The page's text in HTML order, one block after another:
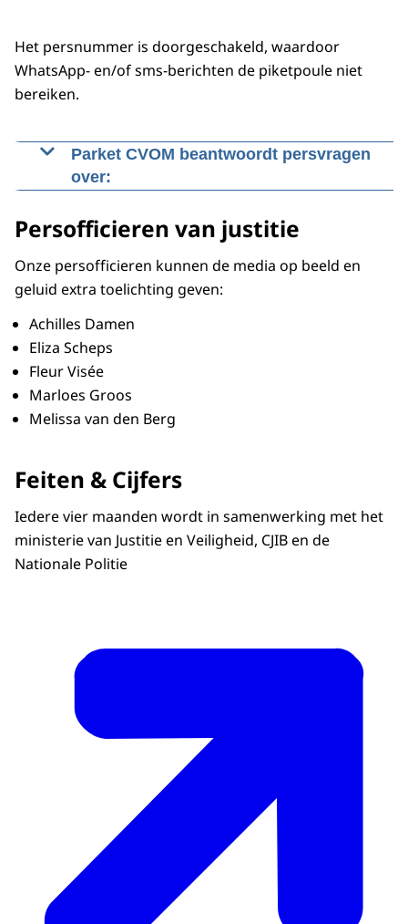
Het persnummer is doorgeschakeld, waardoor
WhatsApp- en/of sms-berichten de piketpoule niet
bereiken.
Parket CVOM beantwoordt persvragen
over:
Flexflitsers
Trajectcontrolesystemen
Mulderberoepen
Rijden onder invloed
Feitgecodeerde misdrijven en overtredingen
Commissie Feiten en Tarieven (CFT)
Verkeersboetes (Boetebase)
Snelheidsovertredingen en door rood rijden
verkeershandhavingsmiddelen
Vervoer en verkeer over weg, water en spoor
Handheld telefoongebruik achter het stuur
en afleiding tijdens het rijden
Expertisecentrum Luchtvaart
Persofficieren van justitie
Onze persofficieren kunnen de media op beeld en
geluid extra toelichting geven:
Achilles Damen
Eliza Scheps
Fleur Visée
Marloes Groos
Melissa van den Berg
Feiten & Cijfers
Iedere vier maanden wordt in samenwerking met het
ministerie van Justitie en Veiligheid, CJIB en de
Nationale Politie